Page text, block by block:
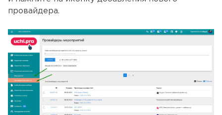
провайдера.